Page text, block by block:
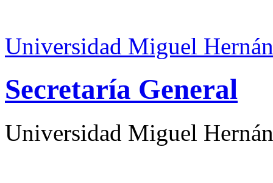
Universidad Miguel
Secretaría General
Universidad Miguel